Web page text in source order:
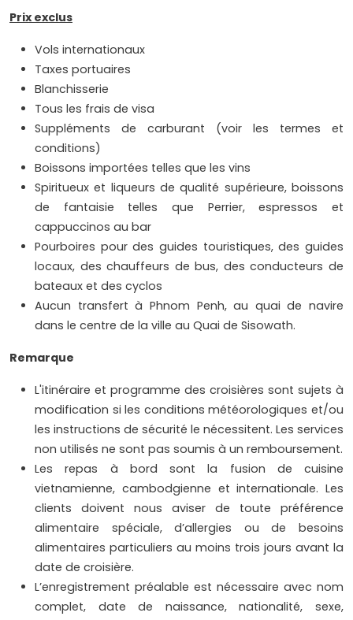
Prix exclus
Vols internationaux
Taxes portuaires
Blanchisserie
Tous les frais de visa
Suppléments de carburant (voir les termes et
conditions)
Boissons importées telles que les vins
Spiritueux et liqueurs de qualité supérieure, boissons
de fantaisie telles que Perrier, espressos et
cappuccinos au bar
Pourboires pour des guides touristiques, des guides
locaux, des chauffeurs de bus, des conducteurs de
bateaux et des cyclos
Aucun transfert à Phnom Penh, au quai de navire
dans le centre de la ville au Quai de Sisowath.
Remarque
L'itinéraire et programme des croisières sont sujets à
modification si les conditions météorologiques et/ou
les instructions de sécurité le nécessitent. Les services
non utilisés ne sont pas soumis à un remboursement.
Les repas à bord sont la fusion de cuisine
vietnamienne, cambodgienne et internationale. Les
clients doivent nous aviser de toute préférence
alimentaire spéciale, d’allergies ou de besoins
alimentaires particuliers au moins trois jours avant la
date de croisière.
L’enregistrement préalable est nécessaire avec nom
complet, date de naissance, nationalité, sexe,